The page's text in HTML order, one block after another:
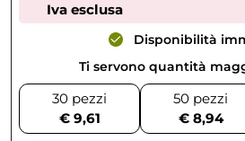
Iva esclusa
Disponibilità
Ti servono quantità
30 pezzi
€ 9,61
50 pezzi
€ 8,94